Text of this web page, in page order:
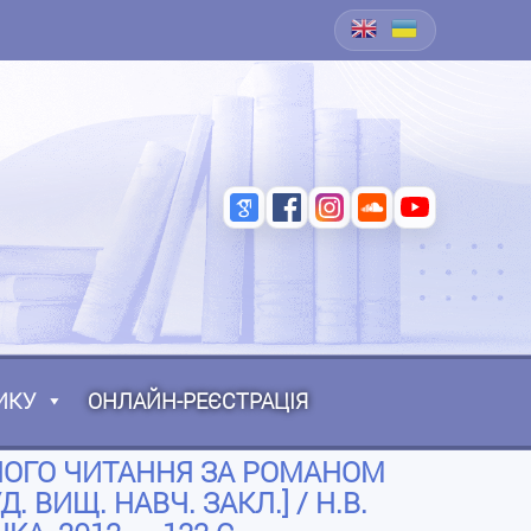
ОНЛАЙН-РЕЄСТРАЦІЯ
ЧИТАННЯ ЗА РОМАНОМ
ВИЩ. НАВЧ. ЗАКЛ.] / Н.В.